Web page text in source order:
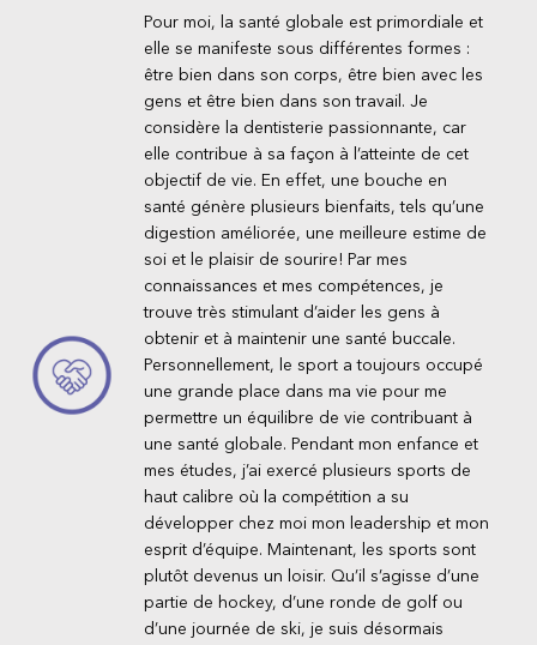
Pour moi, la santé globale est primordiale et
elle se manifeste sous différentes formes :
être bien dans son corps, être bien avec les
gens et être bien dans son travail. Je
considère la dentisterie passionnante, car
elle contribue à sa façon à l’atteinte de cet
objectif de vie. En effet, une bouche en
santé génère plusieurs bienfaits, tels qu’une
digestion améliorée, une meilleure estime de
soi et le plaisir de sourire! Par mes
connaissances et mes compétences, je
trouve très stimulant d’aider les gens à
obtenir et à maintenir une santé buccale.
Personnellement, le sport a toujours occupé
une grande place dans ma vie pour me
permettre un équilibre de vie contribuant à
une santé globale. Pendant mon enfance et
mes études, j’ai exercé plusieurs sports de
haut calibre où la compétition a su
développer chez moi mon leadership et mon
esprit d’équipe. Maintenant, les sports sont
plutôt devenus un loisir. Qu’il s’agisse d’une
partie de hockey, d’une ronde de golf ou
d’une journée de ski, je suis désormais